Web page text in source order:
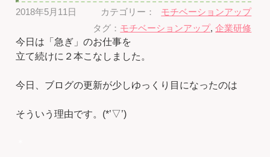
2018年5月11日 カテゴリー：
モチベーションアップ
タグ： モチベーションアップ,企業研修
今日は「急ぎ」のお仕事を
立て続けに２本こなしました。
今日、ブログの更新が少しゆっくり目になったのは
そういう理由です。(*’▽’)